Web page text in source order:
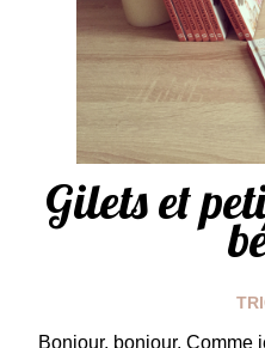
Gilets et
Bonjour, bonjour, Comme